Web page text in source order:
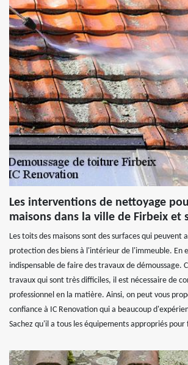
Les interventions de nettoyage
maisons dans la ville de Firbeix et
Les toits des maisons sont des surfaces qui peuvent
protection des biens à l'intérieur de l'immeuble. En
indispensable de faire des travaux de démoussage.
travaux qui sont très difficiles, il est nécessaire de
professionnel en la matière. Ainsi, on peut vous
confiance à IC Renovation qui a beaucoup
Sachez qu'il a tous les équipements appropriés